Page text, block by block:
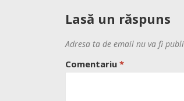
Lasă un răspuns
Adresa ta de email nu va fi
Comentariu *